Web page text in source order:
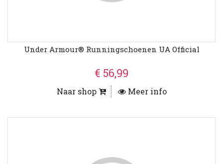
Under Armour® Runningschoenen UA Official
€ 56,99
Naar shop Meer info